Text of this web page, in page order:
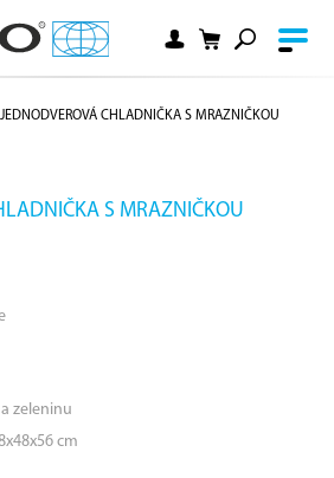
JEDNODVEROVÁ CHLADNIČKA S MRAZNIČKOU
S MRAZNIČKOU
zeleninu
cm